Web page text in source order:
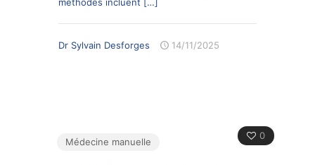
Dr Sylvain Desforges 14/11/2025
0
Médecine manuelle